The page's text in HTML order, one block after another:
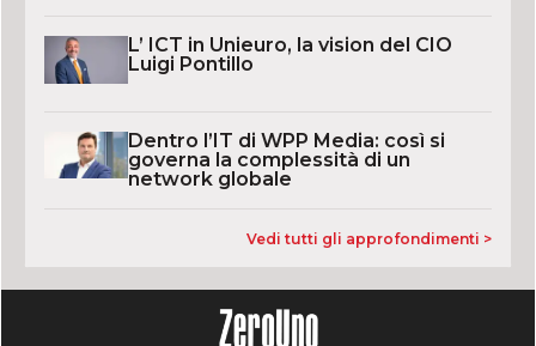
L’ ICT in Unieuro, la vision del CIO
Luigi Pontillo
Dentro l’IT di WPP Media: così si
governa la complessità di un
network globale
Vedi tutti gli approfondimenti >